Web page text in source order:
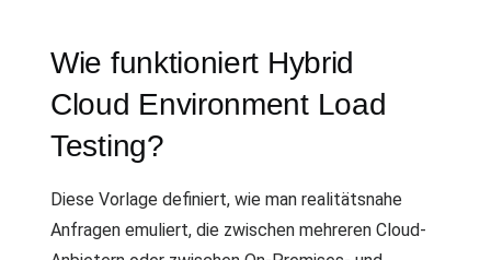
Wie funktioniert Hybrid
Cloud Environment Load
Testing?
Diese Vorlage definiert, wie man realitätsnahe
Anfragen emuliert, die zwischen mehreren Cloud-